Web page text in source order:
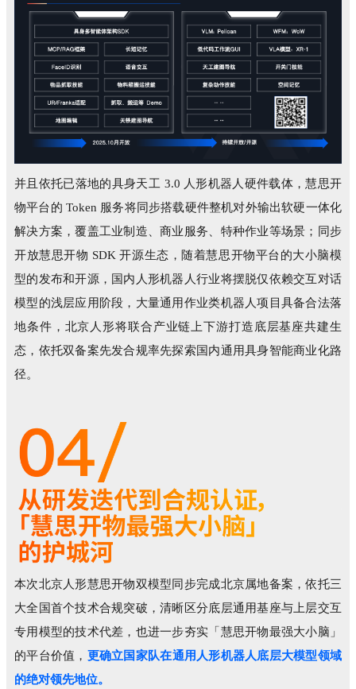
并且依托已落地的具身天工 3.0 人形机器人硬件载体，慧思开
物平台的 Token 服务将同步搭载硬件整机对外输出软硬一体化
解决方案，覆盖工业制造、商业服务、特种作业等场景；同步
开放慧思开物 SDK 开源生态，随着慧思开物平台的大小脑模
型的发布和开源，国内人形机器人行业将摆脱仅依赖交互对话
模型的浅层应用阶段，大量通用作业类机器人项目具备合法落
地条件，北京人形将联合产业链上下游打造底层基座共建生
态，依托双备案先发合规率先探索国内通用具身智能商业化路
径。
本次北京人形慧思开物双模型同步完成北京属地备案，依托三
大全国首个技术合规突破，清晰区分底层通用基座与上层交互
专用模型的技术代差，也进一步夯实「慧思开物最强大小脑」
的平台价值， 更确立国家队在通用人形机器人底层大模型领域
的绝对领先地位。